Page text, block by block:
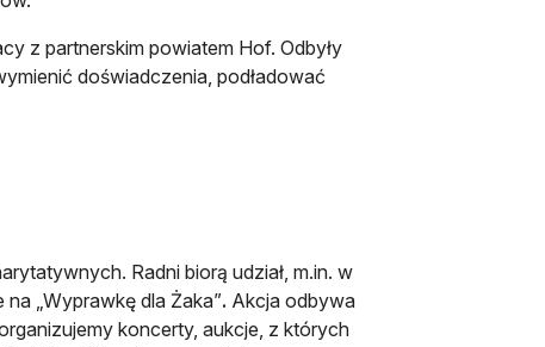
z partnerskim powiatem Hof. Odbyły
doświadczenia, podładować
Radni biorą udział, m.in. w
„Wyprawkę dla Żaka”. Akcja odbywa
koncerty, aukcje, z których